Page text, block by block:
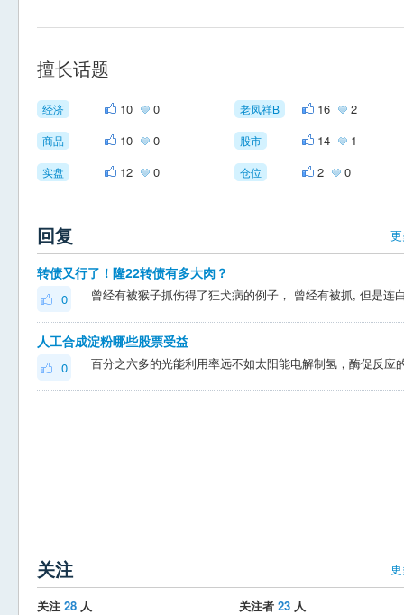
擅长话题
经济 10 0 老凤祥B 16 2
商品 10 0 股市 14 1
实盘 12 0 仓位 2 0
回复
转债又行了！隆22转债有多大肉？
0
人工合成淀粉哪些股票受益
0
关注
关注 28 人 关注者 23 人